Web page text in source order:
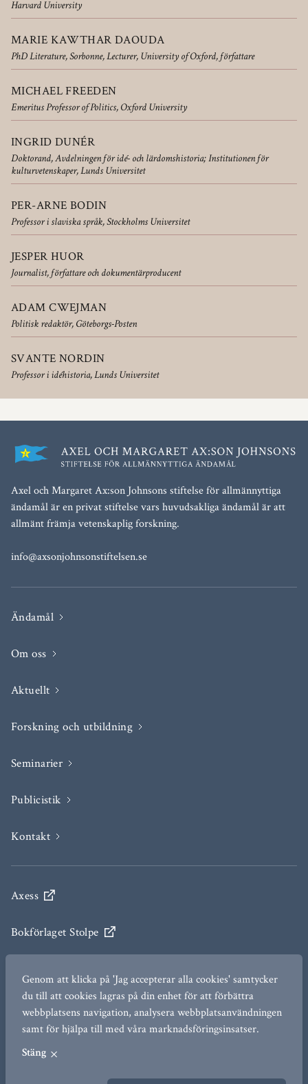
Harvard University
MARIE KAWTHAR DAOUDA
PhD Literature, Sorbonne, Lecturer, University of Oxford, författare
MICHAEL FREEDEN
Emeritus Professor of Politics, Oxford University
INGRID DUNÉR
Doktorand, Avdelningen för idé- och lärdomshistoria; Institutionen för
kulturvetenskaper, Lunds Universitet
PER-ARNE BODIN
Professor i slaviska språk, Stockholms Universitet
JESPER HUOR
Journalist, författare och dokumentärproducent
ADAM CWEJMAN
Politisk redaktör, Göteborgs-Posten
SVANTE NORDIN
Professor i idéhistoria, Lunds Universitet
Axel och Margaret Ax:son Johnsons stiftelse för allmännyttiga
ändamål är en privat stiftelse vars huvudsakliga ändamål är att
allmänt främja vetenskaplig forskning.
info@axsonjohnsonstiftelsen.se
Ändamål
Om oss
Aktuellt
Forskning och utbildning
Seminarier
Publicistik
Kontakt
Axess
Bokförlaget Stolpe
The Ax:son Johnson Institute for Statecraft and
Diplomacy
Genom att klicka på 'Jag accepterar alla cookies' samtycker
du till att cookies lagras på din enhet för att förbättra
webbplatsens navigation, analysera webbplatsanvändningen
samt för hjälpa till med våra marknadsföringsinsatser.
Stäng